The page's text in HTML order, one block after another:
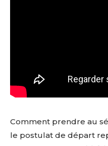
Comment prendre au
le postulat de départ